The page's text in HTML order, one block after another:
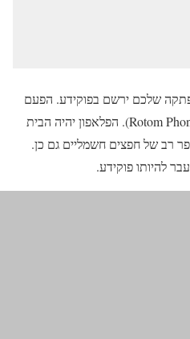
שלכם ירשם בפוקידע. הפעם
מדובר בפוקידע רוטום פלאפון (Rotom Phone). הפלאפון יהיה הבית
רב של חפצים חשמליים גם כן.
להיותו פוקידע.